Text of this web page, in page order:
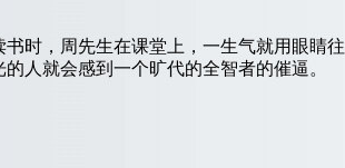
时，周先生在课堂上，一生气就用眼睛往
人就会感到一个旷代的全智者的催逼。